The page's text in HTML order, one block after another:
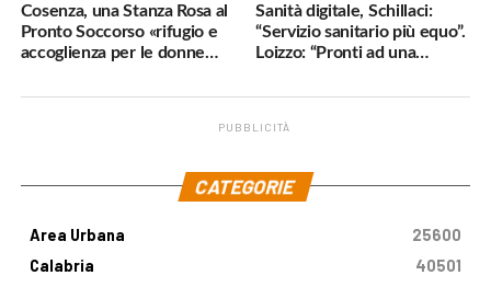
Cosenza, una Stanza Rosa al
Pronto Soccorso «rifugio e
accoglienza per le donne
Sanità digitale, Schillaci:
“Servizio sanitario più equo”.
Loizzo: “Pronti ad una
Terapie Digitali”
PUBBLICITÀ
CATEGORIE
Area Urbana
25600
Calabria
40501